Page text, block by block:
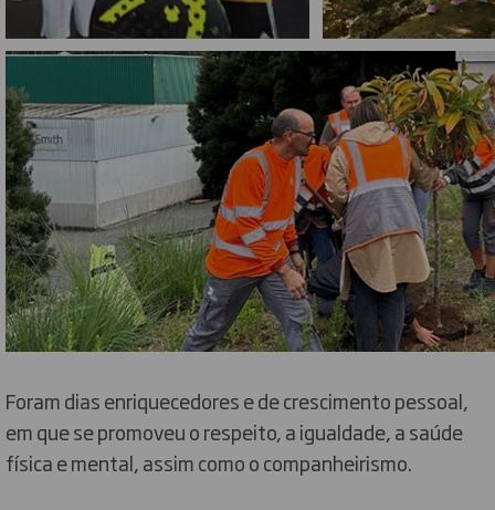
Foram dias enriquecedores e de crescimento pessoal,
em que se promoveu o respeito, a igualdade, a saúde
física e mental, assim como o companheirismo.